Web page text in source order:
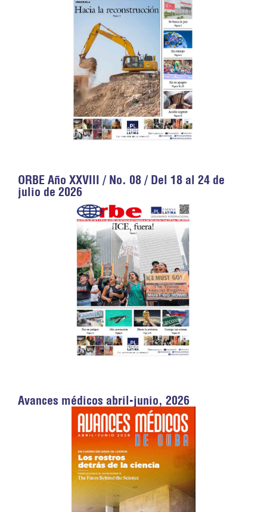
ORBE Año XXVIII / No. 08 / Del 18 al 24 de
julio de 2026
Avances médicos abril-junio, 2026